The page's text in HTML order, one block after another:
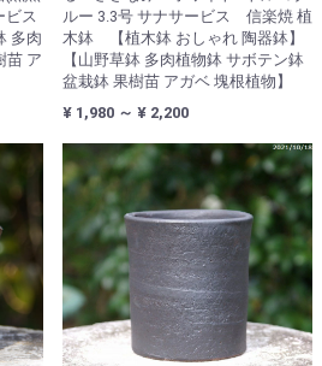
ビス
多肉
苗 ア
ルー 3.3号 サナサービス 信楽焼 植
木鉢 【植木鉢 おしゃれ 陶器鉢】
【山野草鉢 多肉植物鉢 サボテン鉢
盆栽鉢 果樹苗 アガベ 塊根植物】
¥ 1,980 ～ ¥ 2,200